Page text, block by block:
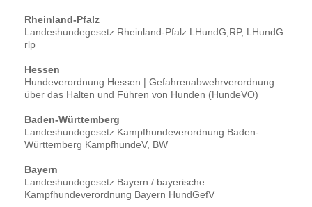
Rheinland-Pfalz
Landeshundegesetz Rheinland-Pfalz LHundG,RP, LHundG
rlp
Hessen
Hundeverordnung Hessen | Gefahrenabwehrverordnung
über das Halten und Führen von Hunden (HundeVO)
Baden-Württemberg
Landeshundegesetz Kampfhundeverordnung Baden-
Württemberg KampfhundeV, BW
Bayern
Landeshundegesetz Bayern / bayerische
Kampfhundeverordnung Bayern HundGefV